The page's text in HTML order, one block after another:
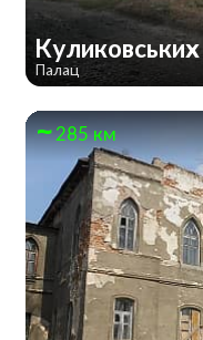
Куликовських
Палац
285 км